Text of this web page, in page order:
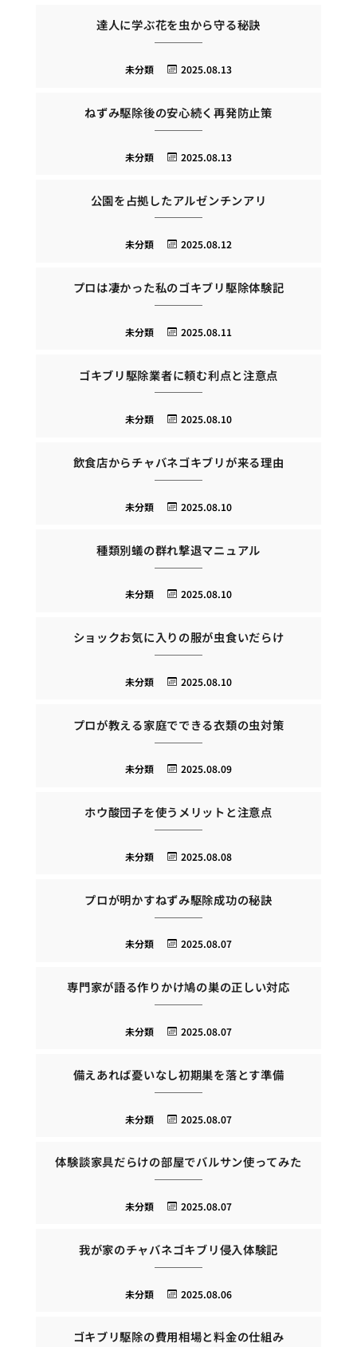
達人に学ぶ花を虫から守る秘訣
2025.08.13
未分類
ねずみ駆除後の安心続く再発防止策
2025.08.13
未分類
公園を占拠したアルゼンチンアリ
2025.08.12
未分類
プロは凄かった私のゴキブリ駆除体験記
2025.08.11
未分類
ゴキブリ駆除業者に頼む利点と注意点
2025.08.10
未分類
飲食店からチャバネゴキブリが来る理由
2025.08.10
未分類
種類別蟻の群れ撃退マニュアル
2025.08.10
未分類
ショックお気に入りの服が虫食いだらけ
2025.08.10
未分類
プロが教える家庭でできる衣類の虫対策
2025.08.09
未分類
ホウ酸団子を使うメリットと注意点
2025.08.08
未分類
プロが明かすねずみ駆除成功の秘訣
2025.08.07
未分類
専門家が語る作りかけ鳩の巣の正しい対応
2025.08.07
未分類
備えあれば憂いなし初期巣を落とす準備
2025.08.07
未分類
体験談家具だらけの部屋でバルサン使ってみた
2025.08.07
未分類
我が家のチャバネゴキブリ侵入体験記
2025.08.06
未分類
ゴキブリ駆除の費用相場と料金の仕組み